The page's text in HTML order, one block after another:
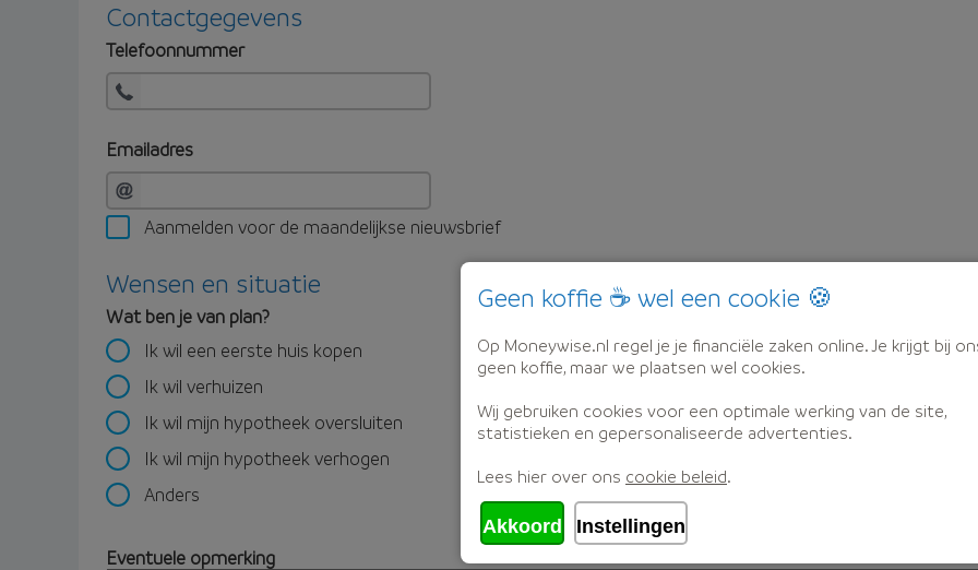
Contactgegevens
Telefoonnummer
Emailadres
Aanmelden voor de maandelijkse nieuwsbrief
Wensen en situatie
Wat ben je van plan?
Ik wil een eerste huis kopen
Ik wil verhuizen
Ik wil mijn hypotheek oversluiten
Ik wil mijn hypotheek verhogen
Anders
Eventuele opmerking
Geen koffie ☕ wel een cookie 🍪
Op Moneywise.nl regel je je financiële zaken online. Je krijgt bij
geen koffie, maar we plaatsen wel cookies.
Wij gebruiken cookies voor een optimale werking van de site,
statistieken en gepersonaliseerde advertenties.
Lees hier over ons cookie beleid.
Akkoord Instellingen